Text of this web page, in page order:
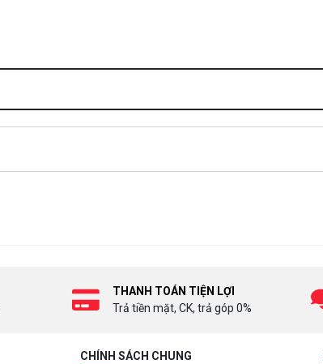
THANH TOÁN TIỆN LỢI
Trả tiền mặt, CK, trả góp 0%
CHÍNH SÁCH CHUNG